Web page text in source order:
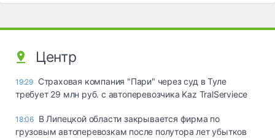
Центр
19:29 Страховая компания "Пари" через суд в Туле
требует 29 млн руб. с автоперевозчика Kaz TralServiece
18:06 В Липецкой области закрывается фирма по
грузовым автоперевозкам после полутора лет убытков